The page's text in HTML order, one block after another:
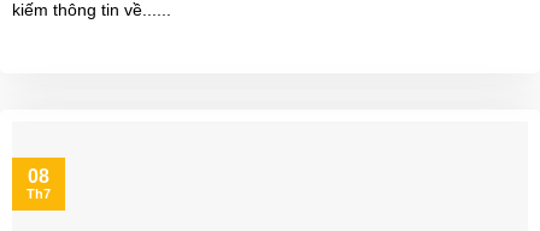
kiếm thông tin về......
08
Th7